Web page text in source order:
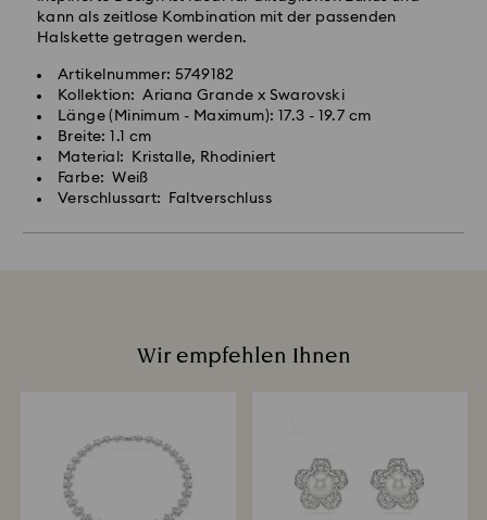
kann als zeitlose Kombination mit der passenden
Halskette getragen werden.
Artikelnummer: 5749182
Kollektion: Ariana Grande x Swarovski
Länge (Minimum - Maximum): 17.3 - 19.7 cm
Breite: 1.1 cm
Material: Kristalle, Rhodiniert
Farbe: Weiß
Verschlussart: Faltverschluss
Wir empfehlen Ihnen